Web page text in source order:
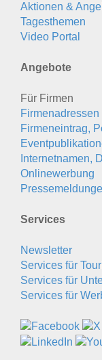
Aktionen &
Tagesthemen
Video Portal
Angebote
Für Firmen
Firmenadressen
Firmeneintrag,
Internetnamen,
Onlinewerbung
Services
Newsletter
Services für
Services für
Services für